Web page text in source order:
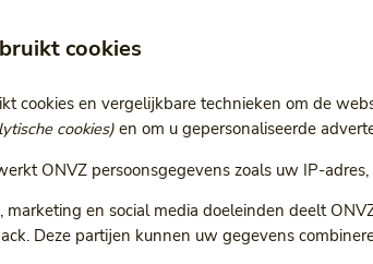
Ga terug naar
Structuur en bestuur
van
raad van commissarissen (RvC) houdt
en financiële positie van ONVZ. En de
hieronder kennis met de RvC.
cookies
cookies en vergelijkbare technieken om de
cookies)en om u gepersonaliseerde
ONVZ persoonsgegevens zoals uw IP-
marketing en social media doeleinden deelt
Deze partijen kunnen uw gegevens